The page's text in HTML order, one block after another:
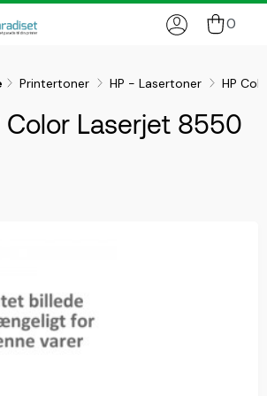
0
Printertoner HP - Lasertoner HP
Color Laserjet 8550